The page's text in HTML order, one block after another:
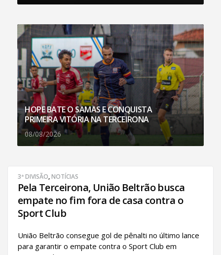
HOPE BATE O SAMAS E CONQUISTA
PRIMEIRA VITÓRIA NA TERCEIRONA
08/08/2026
3ª DIVISÃO,NOTÍCIAS
Pela Terceirona, União Beltrão busca
empate no fim fora de casa contra o
Sport Club
União Beltrão consegue gol de pênalti no último lance
para garantir o empate contra o Sport Club em